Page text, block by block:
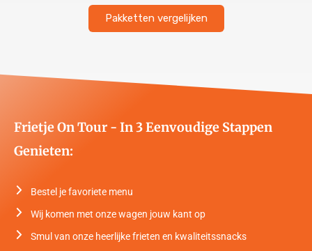
Pakketten vergelijken
Frietje On Tour - In 3 Eenvoudige Stappen
Genieten:
Bestel je favoriete menu
Wij komen met onze wagen jouw kant op
Smul van onze heerlijke frieten en kwaliteitssnacks